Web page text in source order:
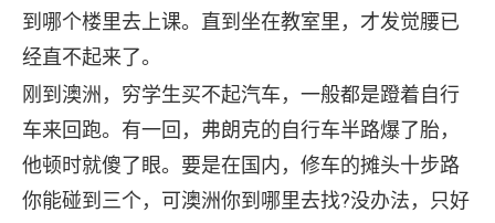
到哪个楼里去上课。直到坐在教室里，才发觉腰已
经直不起来了。
刚到澳洲，穷学生买不起汽车，一般都是蹬着自行
车来回跑。有一回，弗朗克的自行车半路爆了胎，
他顿时就傻了眼。要是在国内，修车的摊头十步路
你能碰到三个，可澳洲你到哪里去找?没办法，只好